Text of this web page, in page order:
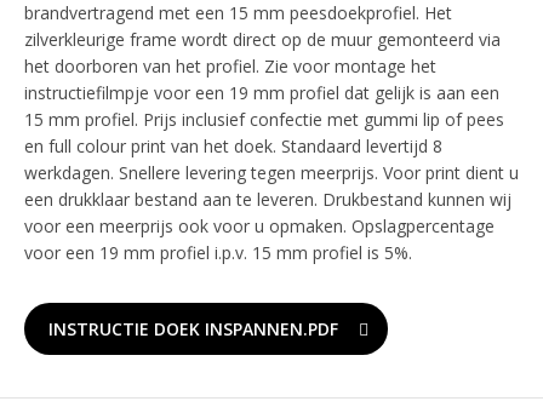
brandvertragend met een 15 mm peesdoekprofiel. Het
zilverkleurige frame wordt direct op de muur gemonteerd via
het doorboren van het profiel. Zie voor montage het
instructiefilmpje voor een 19 mm profiel dat gelijk is aan een
15 mm profiel. Prijs inclusief confectie met gummi lip of pees
en full colour print van het doek. Standaard levertijd 8
werkdagen. Snellere levering tegen meerprijs. Voor print dient u
een drukklaar bestand aan te leveren. Drukbestand kunnen wij
voor een meerprijs ook voor u opmaken. Opslagpercentage
voor een 19 mm profiel i.p.v. 15 mm profiel is 5%.
INSTRUCTIE DOEK INSPANNEN.PDF